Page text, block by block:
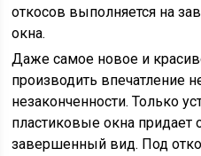
откосов выполняется на
окна.
Даже самое новое и
производить впечатление
незаконченности. Только
пластиковые окна придает
завершенный вид. Под